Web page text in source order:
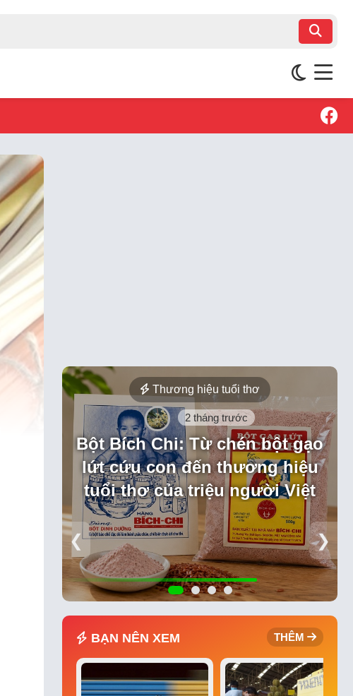
Thương hiệu tuổi thơ
2 tháng trước
Bột Bích Chi: Từ chén bột gạo
lứt cứu con đến thương hiệu
tuổi thơ của triệu người Việt
❮ ❯
BẠN NÊN XEM THÊM